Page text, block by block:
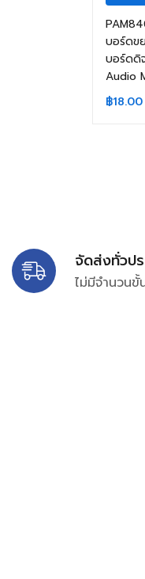
บอร์ดข
บอร์ดดิ
Audio
฿18.00
จัดส่งทั่วปร
ไม่มีจำนวน